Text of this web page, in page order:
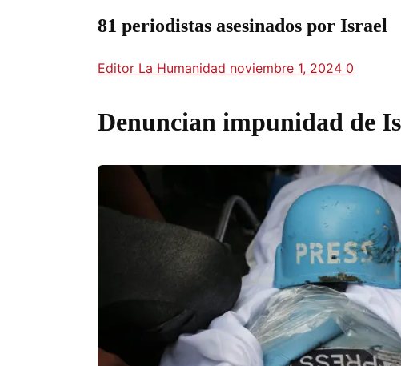
81 periodistas asesinados por Israel
Editor La Humanidad noviembre 1, 2024 0
Denuncian impunidad de